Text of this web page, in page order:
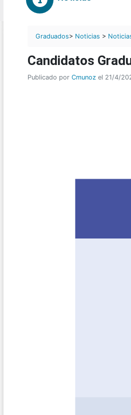
Graduados> Noticias >
Candidatos
Publicado por Cmunoz el 21/4/